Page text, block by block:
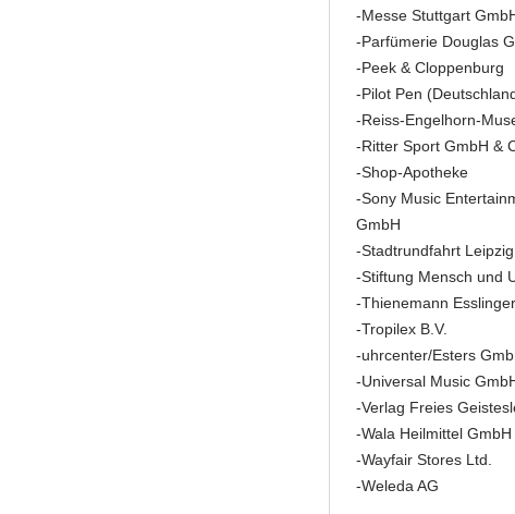
-Messe Stuttgart
-Parfümerie Douglas
-Peek & Cloppenburg
-Pilot Pen
-Reiss-Engelhorn-
-Ritter Sport GmbH &
-Shop-Apotheke
-Sony Music
GmbH
-Stadtrundfahrt
-Stiftung Mensch und
-Thienemann
-Tropilex B.V.
-uhrcenter/Esters
-Universal Music
-Verlag Freies
-Wala Heilmittel
-Wayfair Stores Ltd.
-Weleda AG